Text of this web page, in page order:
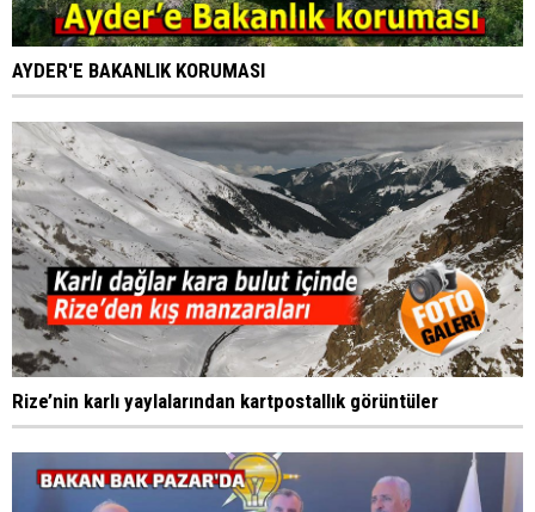
AYDER'E BAKANLIK KORUMASI
Rize’nin karlı yaylalarından kartpostallık görüntüler